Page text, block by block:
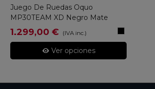
Juego De Ruedas Oquo
MP30TEAM XD Negro Mate
1.299,00 € (IVA inc.)
Black
Ver opciones